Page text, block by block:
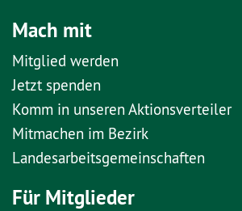
Mach mit
Mitglied werden
Jetzt spenden
Komm in unseren Aktionsverteiler
Mitmachen im Bezirk
Landesarbeitsgemeinschaften
Für Mitglieder